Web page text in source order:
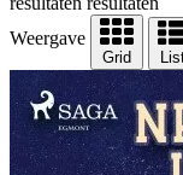
Weergave
Grid